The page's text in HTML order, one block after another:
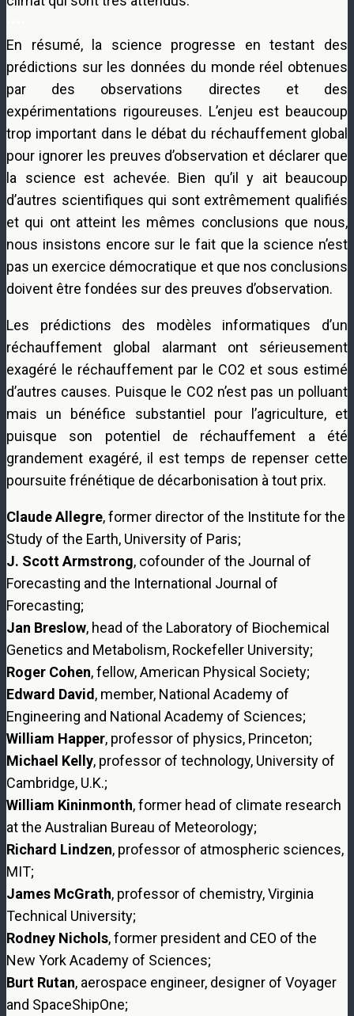
En résumé, la science progresse en testant des
prédictions sur les données du monde réel obtenues
par des observations directes et des
expérimentations rigoureuses. L’enjeu est beaucoup
trop important dans le débat du réchauffement global
pour ignorer les preuves d’observation et déclarer que
la science est achevée. Bien qu’il y ait beaucoup
d’autres scientifiques qui sont extrêmement qualifiés
et qui ont atteint les mêmes conclusions que nous,
nous insistons encore sur le fait que la science n’est
pas un exercice démocratique et que nos conclusions
doivent être fondées sur des preuves d’observation.
Les prédictions des modèles informatiques d’un
réchauffement global alarmant ont sérieusement
exagéré le réchauffement par le CO2 et sous estimé
d’autres causes. Puisque le CO2 n’est pas un polluant
mais un bénéfice substantiel pour l’agriculture, et
puisque son potentiel de réchauffement a été
grandement exagéré, il est temps de repenser cette
poursuite frénétique de décarbonisation à tout prix.
Claude Allegre, former director of the Institute for the
Study of the Earth, University of Paris;
J. Scott Armstrong, cofounder of the Journal of
Forecasting and the International Journal of
Forecasting;
Jan Breslow, head of the Laboratory of Biochemical
Genetics and Metabolism, Rockefeller University;
Roger Cohen, fellow, American Physical Society;
Edward David, member, National Academy of
Engineering and National Academy of Sciences;
William Happer, professor of physics, Princeton;
Michael Kelly, professor of technology, University of
Cambridge, U.K.;
William Kininmonth, former head of climate research
at the Australian Bureau of Meteorology;
Richard Lindzen, professor of atmospheric sciences,
MIT;
James McGrath, professor of chemistry, Virginia
Technical University;
Rodney Nichols, former president and CEO of the
New York Academy of Sciences;
Burt Rutan, aerospace engineer, designer of Voyager
and SpaceShipOne;